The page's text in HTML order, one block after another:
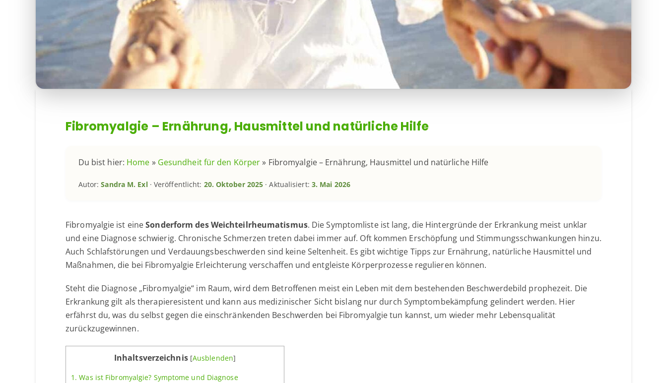
Fibromyalgie – Ernährung, Hausmittel und natürliche Hilfe
Du bist hier: Home » Gesundheit für den Körper» Fibromyalgie – Ernährung, Hausmittel und natürliche Hilfe
Autor:Sandra M. Exl · Veröffentlicht: 20. Oktober 2025 · Aktualisiert: 3. Mai 2026
Fibromyalgie ist eineSonderform des Weichteilrheumatismus. Die Symptomliste ist lang, die Hintergründe der Erkrankung meist unklar
und eine Diagnose schwierig. Chronische Schmerzen treten dabei immer auf. Oft kommen Erschöpfung und Stimmungsschwankungen hinzu.
Auch Schlafstörungen und Verdauungsbeschwerden sind keine Seltenheit. Es gibt wichtige Tipps zur Ernährung, natürliche Hausmittel und
Maßnahmen, die bei Fibromyalgie Erleichterung verschaffen und entgleiste Körperprozesse regulieren können.
Steht die Diagnose „Fibromyalgie“ im Raum, wird dem Betroffenen meist ein Leben mit dem bestehenden Beschwerdebild prophezeit. Die
Erkrankung gilt als therapieresistent und kann aus medizinischer Sicht bislang nur durch Symptombekämpfung gelindert werden. Hier
erfährst du, was du selbst gegen die einschränkenden Beschwerden bei Fibromyalgie tun kannst, um wieder mehr Lebensqualität
zurückzugewinnen.
Inhaltsverzeichnis [Ausblenden]
1. Was ist Fibromyalgie? Symptome und Diagnose